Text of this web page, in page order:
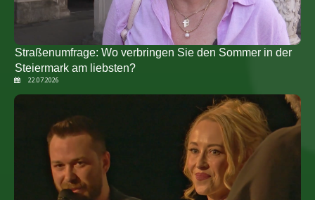
Straßenumfrage: Wo verbringen Sie den Sommer in der
Steiermark am liebsten?
22.07.2026